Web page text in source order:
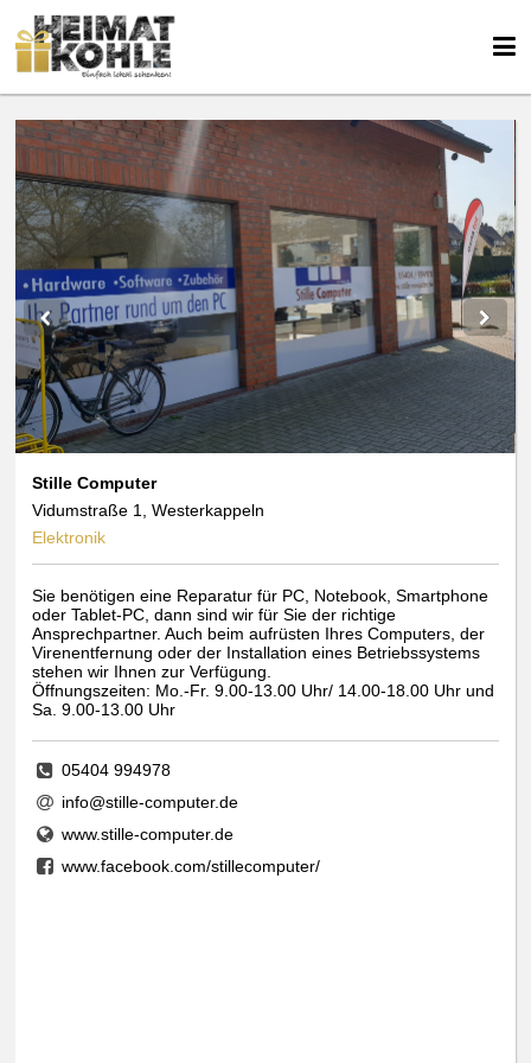
Stille Computer
Vidumstraße 1, Westerkappeln
Elektronik
Sie benötigen eine Reparatur für PC, Notebook, Smartphone
oder Tablet-PC, dann sind wir für Sie der richtige
Ansprechpartner. Auch beim aufrüsten Ihres Computers, der
Virenentfernung oder der Installation eines Betriebssystems
stehen wir Ihnen zur Verfügung.
Öffnungszeiten: Mo.-Fr. 9.00-13.00 Uhr/ 14.00-18.00 Uhr und
Sa. 9.00-13.00 Uhr
05404 994978
info@stille-computer.de
www.stille-computer.de
www.facebook.com/stillecomputer/